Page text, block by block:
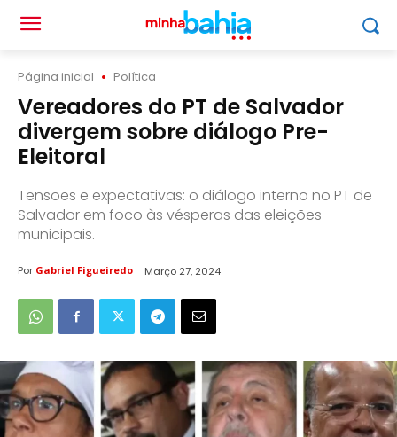
Página inicial Política
Vereadores do PT de Salvador
divergem sobre diálogo Pre-
Eleitoral
Tensões e expectativas: o diálogo interno no PT de
Salvador em foco às vésperas das eleições
municipais.
Por Gabriel Figueiredo Março 27, 2024